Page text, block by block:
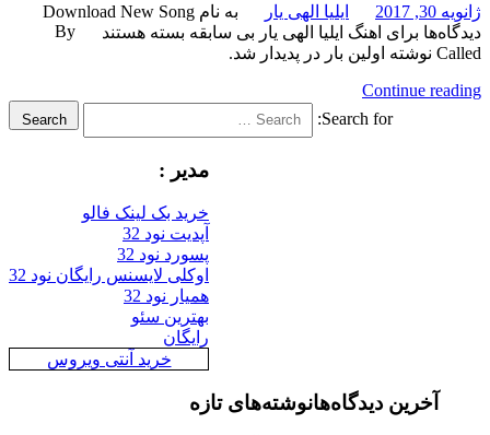
ایلیا الهی یار
برای اهنگ ایلیا الهی یار بی سابقه بسته هستند
به نام Download New Song
By
Continue
Search for:
Search
مدیر :
خرید بک لینک فالو
آپدیت نود 32
پسورد نود 32
اوکلی لایسنس رایگان نود 32
همیار نود 32
بهترین سئو
رایگان
خرید آنتی ویروس
نوشته‌های تازهآخرین دیدگاه‌ها